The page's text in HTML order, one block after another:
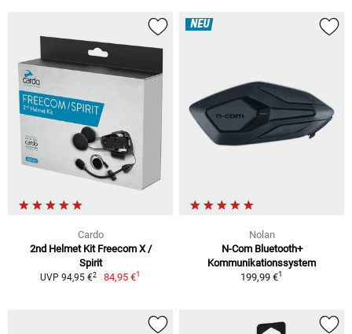
Cardo
2nd Helmet Kit Freecom X /
Spirit
UVP 94,95 €2 84,95 €1
NEU
Nolan
N-Com Bluetooth+
Kommunikationssystem
199,99 €1